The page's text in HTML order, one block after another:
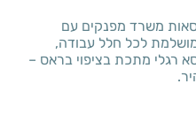
משרד מפנקים עם
לכל חלל עבודה,
רגלי מתכת בציפוי בראס –